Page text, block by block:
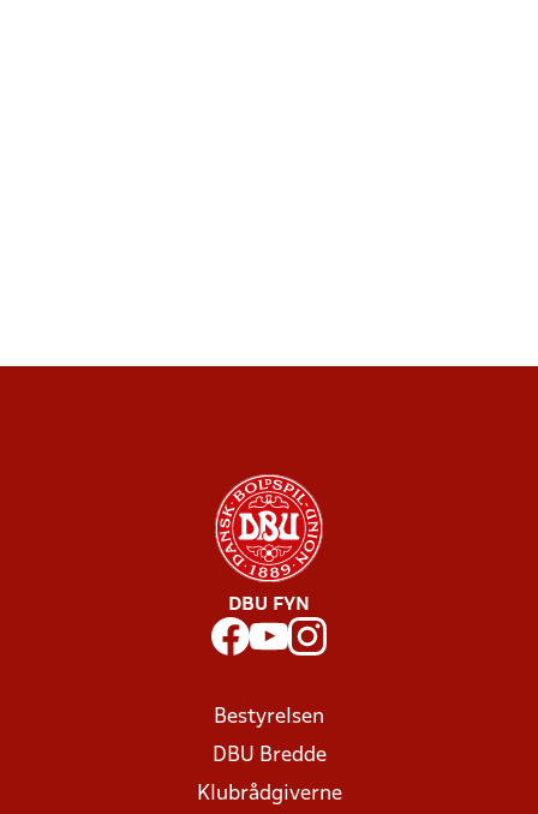
DBU FYN
Bestyrelsen
DBU Bredde
Klubrådgiverne